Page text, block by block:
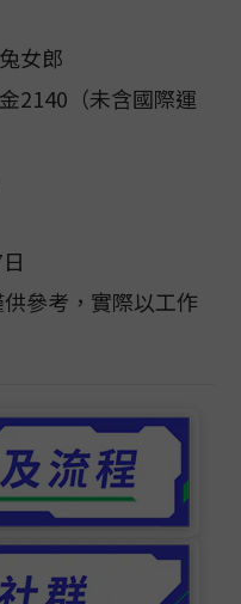
女郎
2140（未含國際運
參考，實際以工作